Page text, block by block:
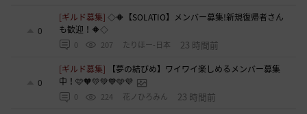
0
[ギルド募集]◇🔶【SOLATIO】メンバー募集!新規復帰者さん
も歓迎！🔶◇
0 207 たりほー-日本 23 時間前
0
[ギルド募集]
【夢の結びめ】ワイワイ楽しめるメンバー募集
中！🩷🧡💛💚💙🩵💜
0 224 花ノひろみん 23 時間前